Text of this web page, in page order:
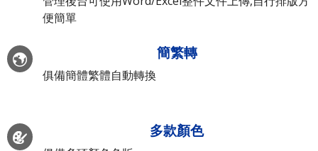
便簡單
簡繁轉
俱備簡體繁體自動轉換
多款顏色